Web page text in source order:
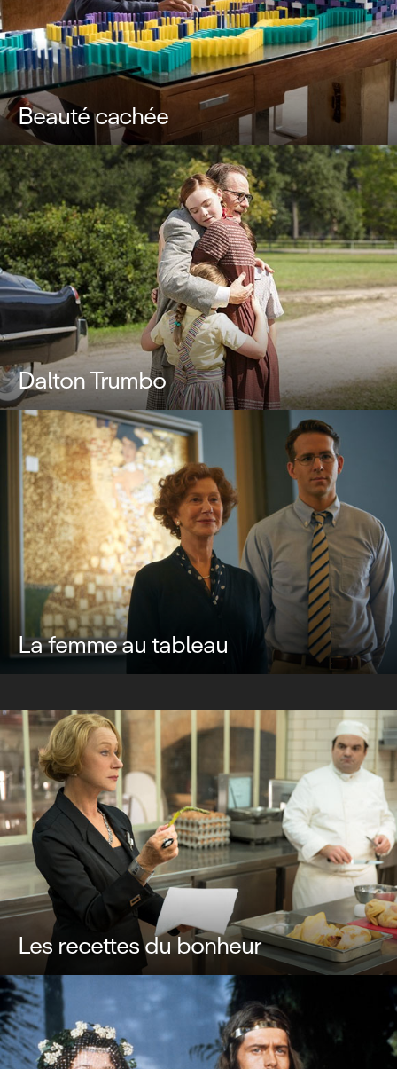
Beauté cachée
Dalton Trumbo
La femme au tableau
Les recettes du bonheur